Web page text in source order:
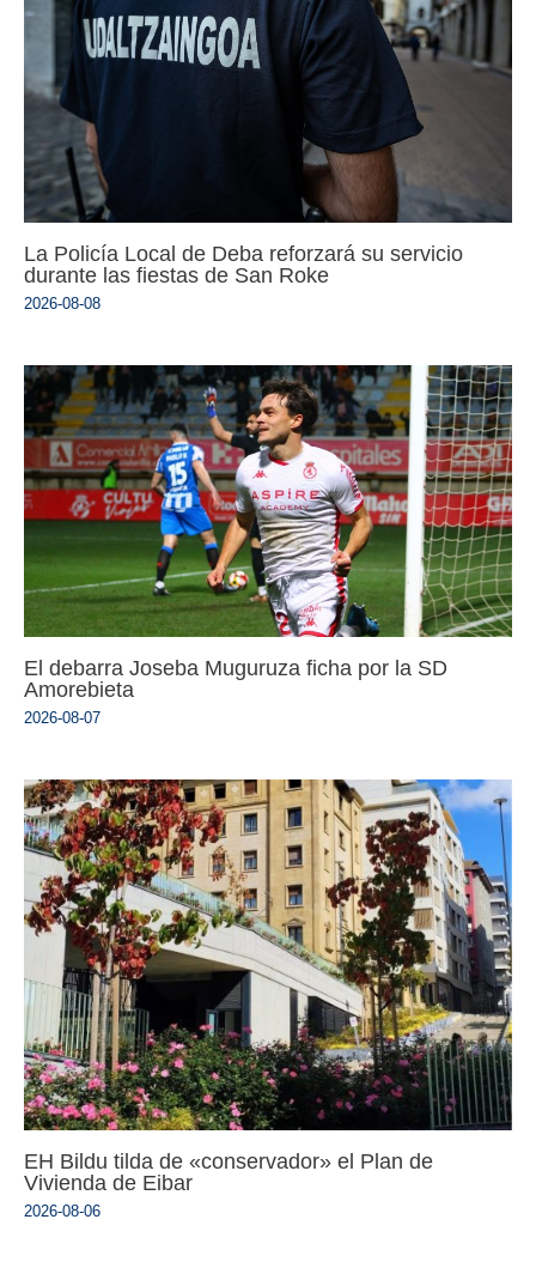
La Policía Local de Deba reforzará su servicio
durante las fiestas de San Roke
2026-08-08
El debarra Joseba Muguruza ficha por la SD
Amorebieta
2026-08-07
EH Bildu tilda de «conservador» el Plan de
Vivienda de Eibar
2026-08-06